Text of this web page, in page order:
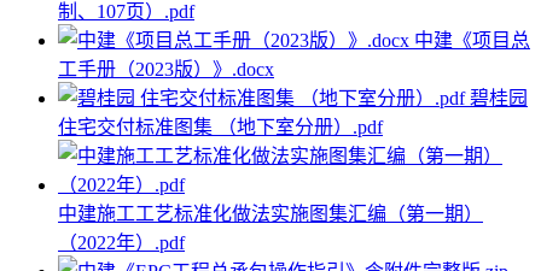
制、107页）.pdf
中建《项目总
工手册（2023版）》.docx
碧桂园
住宅交付标准图集 （地下室分册）.pdf
中建施工工艺标准化做法实施图集汇编（第一期）
（2022年）.pdf